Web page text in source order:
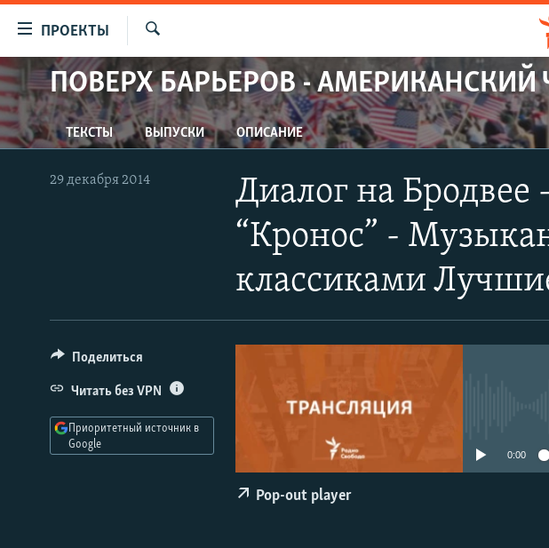
упрощенного
доступа
Вернуться
к
основному
ПРОЕКТЫ
ПРОГРАММЫ
ПОДКАСТЫ
АВТОРСКИЕ ПРОЕКТЫ
ЦИТАТЫ СВОБОДЫ
СИБИРЬ.РЕАЛИИ
РАСПИСАНИЕ ВЕЩАНИЯ
ПОДПИШИТЕСЬ НА РАССЫЛКУ
Искать
ПОВЕРХ БАРЬЕРОВ - АМЕРИКАНСКИЙ
ТЕКСТЫ ВЫПУСКИ ОПИСАНИЕ
Диалог на Бродвее
“Кронос” -
классиками
29 декабря 2014
0:00
Pop-out player
Поделиться
Читать без VPN
Приоритетный источник в
Google